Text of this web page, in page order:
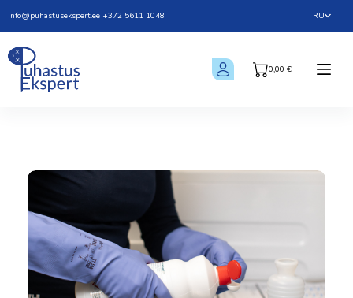
info@puhastusekspert.ee +372 5611 1048 RU
0,00€